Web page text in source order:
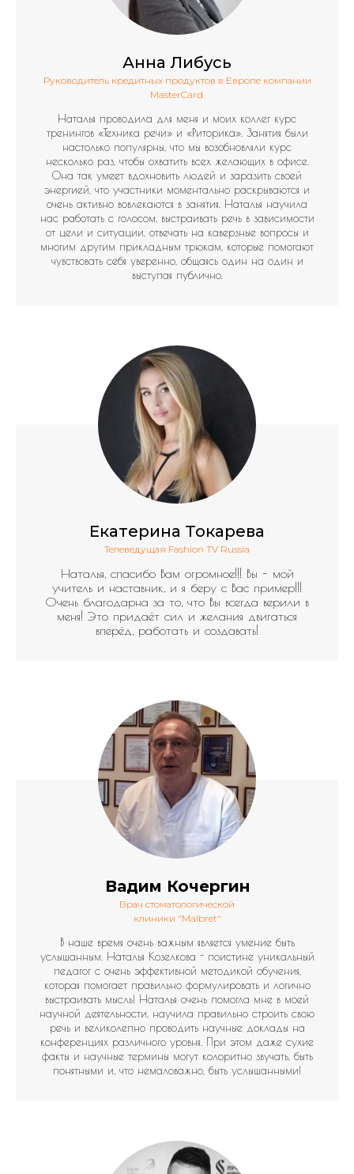
Анна Либусь
Руководитель кредитных продуктов в Европе компании
MasterCard.
Наталья проводила для меня и моих коллег курс
тренингов «Техника речи» и «Риторика». Занятия были
настолько популярны, что мы возобновляли курс
несколько раз, чтобы охватить всех желающих в офисе.
Она так умеет вдохновить людей и заразить своей
энергией, что участники моментально раскрываются и
очень активно вовлекаются в занятия. Наталья научила
нас работать с голосом, выстраивать речь в зависимости
от цели и ситуации, отвечать на каверзные вопросы и
многим другим прикладным трюкам, которые помогают
чувствовать себя уверенно, общаясь один на один и
выступая публично.
Екатерина Токарева
Телеведущая Fashion TV Russia
Наталья, спасибо Вам огромное!!! Вы – мой
учитель и наставник, и я беру с Вас пример!!!
Очень благодарна за то, что Вы всегда верили в
меня! Это придаёт сил и желания двигаться
вперёд, работать и создавать!
Вадим Кочергин
Врач стоматологической
клиники "Malbret"
В наше время очень важным является умение быть
услышанным. Наталья Козелкова - поистине уникальный
педагог с очень эффективной методикой обучения,
которая помогает правильно формулировать и логично
выстраивать мысль! Наталья очень помогла мне в моей
научной деятельности, научила правильно строить свою
речь и великолепно проводить научные доклады на
конференциях различного уровня. При этом даже сухие
факты и научные термины могут колоритно звучать, быть
понятными и, что немаловажно, быть услышанными!